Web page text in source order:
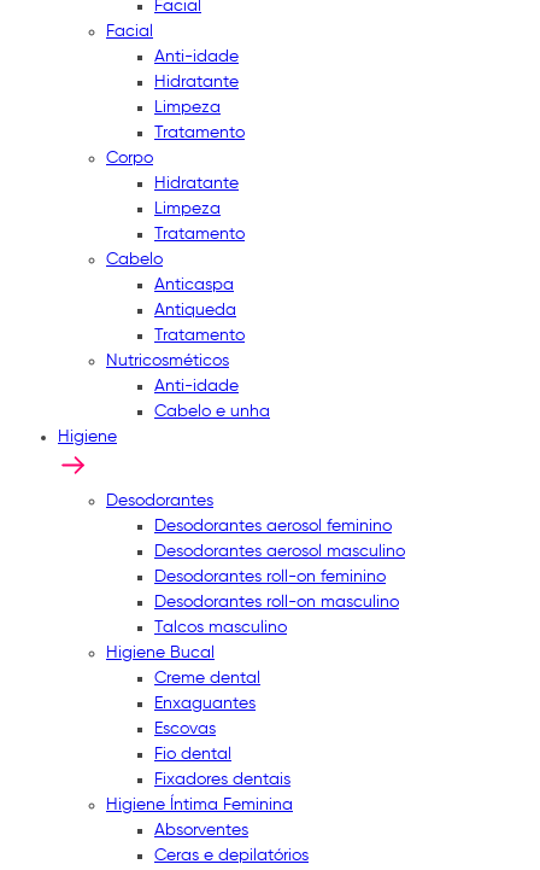
Facial
Facial
Anti-idade
Hidratante
Limpeza
Tratamento
Corpo
Hidratante
Limpeza
Tratamento
Cabelo
Anticaspa
Antiqueda
Tratamento
Nutricosméticos
Anti-idade
Cabelo e unha
Higiene
Desodorantes
Desodorantes aerosol feminino
Desodorantes aerosol masculino
Desodorantes roll-on feminino
Desodorantes roll-on masculino
Talcos masculino
Higiene Bucal
Creme dental
Enxaguantes
Escovas
Fio dental
Fixadores dentais
Higiene Íntima Feminina
Absorventes
Ceras e depilatórios